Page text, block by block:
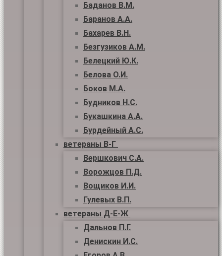
Баданов В.М.
Баранов А.А.
Бахарев В.Н.
Безгузиков А.М.
Белецкий Ю.К.
Белова О.И.
Боков М.А.
Будников Н.С.
Букашкина А.А.
Бурдейный А.С.
ветераны В-Г
Вершкович С.А.
Ворожцов П.Д.
Вощиков И.И.
Гулевых В.П.
ветераны Д-Е-Ж
Дальнов П.Г.
Денискин И.С.